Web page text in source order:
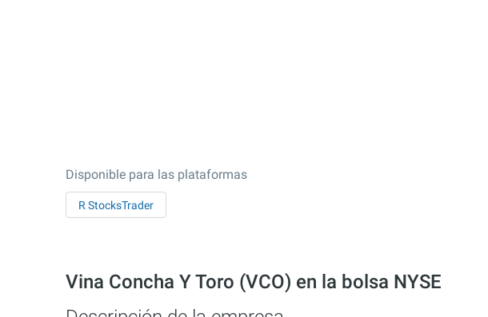
Disponible para las plataformas
R StocksTrader
Vina Concha Y Toro (VCO) en la bolsa NYSE